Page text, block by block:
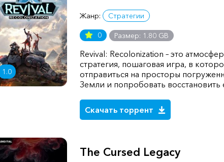
1.0
Жанр: Стратегии
0 Размер: 1.80 GB
Revival: Recolonization – это
стратегия, пошаговая игра, в
отправиться на просторы
Земли и попробовать восстановить
Скачать торрент
The Cursed Legacy